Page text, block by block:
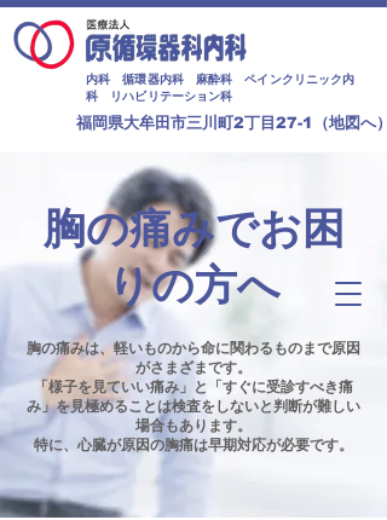
内科 循環器内科 麻酔科 ペインクリニック内
科 リハビリテーション科
福岡県大牟田市三川町2丁目27-1（地図へ）
​胸の痛みでお困
りの方へ
胸の痛みは、軽いものから命に関わるものまで原因
がさまざまです。
「様子を見ていい痛み」と「すぐに受診すべき痛
み」を見極めることは検査をしないと判断が難しい
場合もあります。
特に、心臓が原因の胸痛は早期対応が必要です。